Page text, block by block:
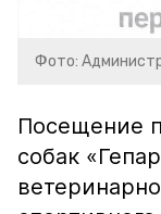
Фото:
Посещение
собак